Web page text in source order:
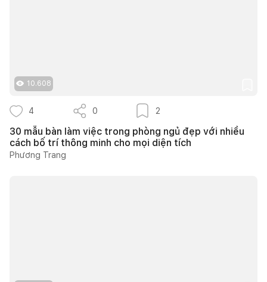
10.608
4 0 2
30 mẫu bàn làm việc trong phòng ngủ đẹp với nhiều
cách bố trí thông minh cho mọi diện tích
Phương Trang